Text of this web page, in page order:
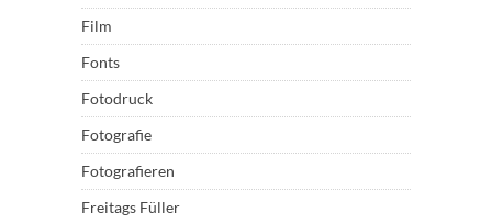
Film
Fonts
Fotodruck
Fotografie
Fotografieren
Freitags Füller